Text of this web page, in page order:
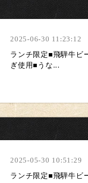
2025-06-30 11:23:12
ランチ限定■飛騨牛ビ
ぎ使用 ■うな...
2025-05-30 10:51:29
ランチ限定■飛騨牛ビ